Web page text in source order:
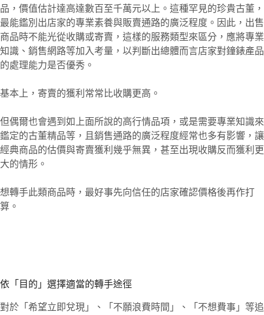
品，價值估計達高達數百至千萬元以上。這種罕見的珍貴古董，
最能鑑別出店家的專業素養與販賣通路的廣泛程度。因此，出售
商品時不能光從收購或寄賣，這樣的服務類型來區分，應將專業
知識、銷售網路等加入考量，以判斷出總體而言店家對鐘錶產品
的處理能力是否優秀。
基本上，寄賣的獲利常常比收購更高。
但偶爾也會遇到如上面所說的高行情品項，或是需要專業知識來
鑑定的古董精品等，且銷售通路的廣泛程度經常也多有影響，讓
經典商品的估價與寄賣獲利幾乎無異，甚至出現收購反而獲利更
大的情形。
想轉手此類商品時，最好事先向信任的店家確認價格後再作打
算。
依「目的」選擇適當的轉手途徑
對於「希望立即兌現」、「不願浪費時間」、「不想費事」等追